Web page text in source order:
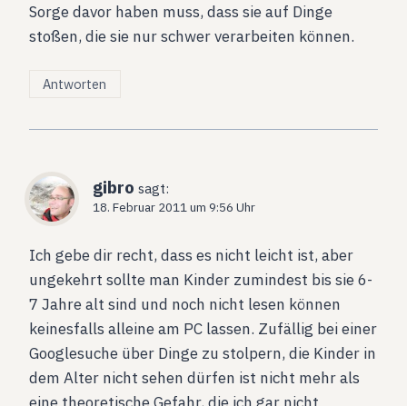
Sorge davor haben muss, dass sie auf Dinge
stoßen, die sie nur schwer verarbeiten können.
Antworten
gibro sagt:
18. Februar 2011 um 9:56 Uhr
Ich gebe dir recht, dass es nicht leicht ist, aber
ungekehrt sollte man Kinder zumindest bis sie 6-
7 Jahre alt sind und noch nicht lesen können
keinesfalls alleine am PC lassen. Zufällig bei einer
Googlesuche über Dinge zu stolpern, die Kinder in
dem Alter nicht sehen dürfen ist nicht mehr als